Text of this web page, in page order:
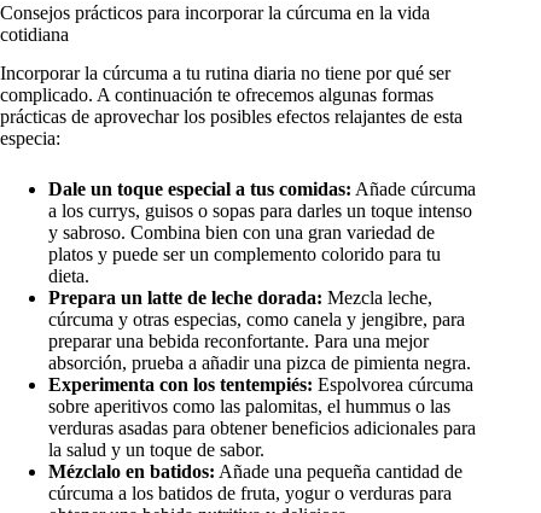
Consejos prácticos para incorporar la cúrcuma en la vida
cotidiana
Incorporar la cúrcuma a tu rutina diaria no tiene por qué ser
complicado. A continuación te ofrecemos algunas formas
prácticas de aprovechar los posibles efectos relajantes de esta
especia:
Dale un toque especial a tus comidas: Añade cúrcuma
a los currys, guisos o sopas para darles un toque intenso
y sabroso. Combina bien con una gran variedad de
platos y puede ser un complemento colorido para tu
dieta.
Prepara un latte de leche dorada: Mezcla leche,
cúrcuma y otras especias, como canela y jengibre, para
preparar una bebida reconfortante. Para una mejor
absorción, prueba a añadir una pizca de pimienta negra.
Experimenta con los tentempiés: Espolvorea cúrcuma
sobre aperitivos como las palomitas, el hummus o las
verduras asadas para obtener beneficios adicionales para
la salud y un toque de sabor.
Mézclalo en batidos: Añade una pequeña cantidad de
cúrcuma a los batidos de fruta, yogur o verduras para